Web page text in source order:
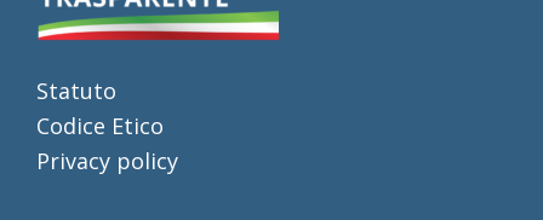
Statuto
Codice Etico
Privacy policy